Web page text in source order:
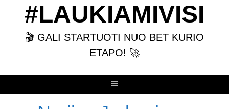
#LAUKIAMIVISI
🎬 GALI STARTUOTI NUO BET KURIO
ETAPO! 🚀